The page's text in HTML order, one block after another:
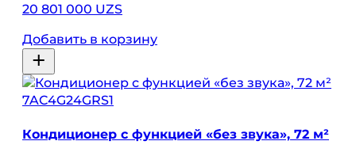
20 801 000 UZS
Добавить в корзину
7AC4G24GRS1
Кондиционер с функцией «без звука», 72 м²